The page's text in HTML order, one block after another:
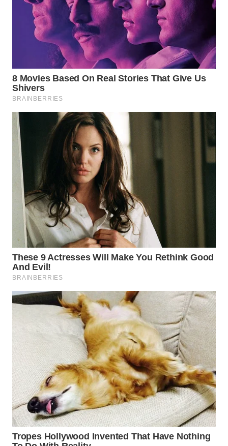
WN
KARAWANG
BEKASI
WN
BOGOR
DEPOK
WN
TAPANULI
UTARA
WN
SAMOSIR
WN
PADANG
SUMEDANG
WN
CIANJUR
WN
KEPULAUAN
SERIBU
WN